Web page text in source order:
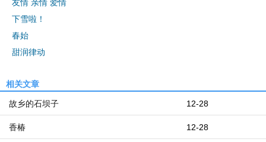
友情 亲情 爱情
下雪啦！
春始
甜润律动
相关文章
12-28
故乡的石坝子
12-28
香椿